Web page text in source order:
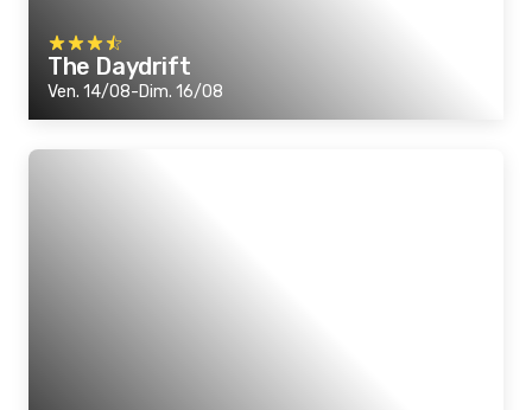
The Daydrift
Ven. 14/08-Dim. 16/08